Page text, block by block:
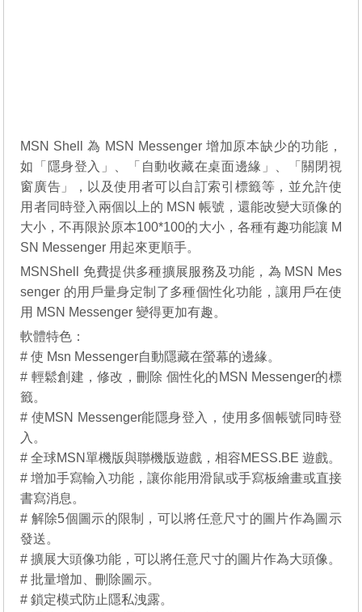
MSN Shell 為 MSN Messenger 增加原本缺少的功能，
如「隱身登入」、「自動收藏在桌面邊緣」、「關閉視
窗廣告」，以及使用者可以自訂索引標籤等，並允許使
用者同時登入兩個以上的 MSN 帳號，還能改變大頭像的
大小，不再限於原本100*100的大小，各種有趣功能讓 M
SN Messenger 用起來更順手。
MSNShell 免費提供多種擴展服務及功能，為 MSN Mes
senger 的用戶量身定制了多種個性化功能，讓用戶在使
用 MSN Messenger 變得更加有趣。
軟體特色：
# 使 Msn Messenger自動隱藏在螢幕的邊緣。
# 輕鬆創建，修改，刪除 個性化的MSN Messenger的標
籤。
# 使MSN Messenger能隱身登入，使用多個帳號同時登
入。
# 全球MSN單機版與聯機版遊戲，相容MESS.BE 遊戲。
# 增加手寫輸入功能，讓你能用滑鼠或手寫板繪畫或直接
書寫消息。
# 解除5個圖示的限制，可以將任意尺寸的圖片作為圖示
發送。
# 擴展大頭像功能，可以將任意尺寸的圖片作為大頭像。
# 批量增加、刪除圖示。
# 鎖定模式防止隱私洩露。